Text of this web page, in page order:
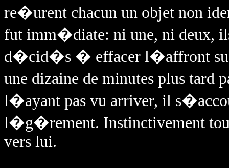
re�urent chacun un objet non
fut imm�diate: ni une, ni deux,
d�cid�s � effacer l�affront
une dizaine de minutes plus
l�ayant pas vu arriver, il
l�g�rement. Instinctivement
vers lui.